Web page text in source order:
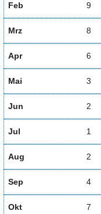
Feb 9
Mrz 8
Apr 6
Mai 3
Jun 2
Jul 1
Aug 2
Sep 4
Okt 7